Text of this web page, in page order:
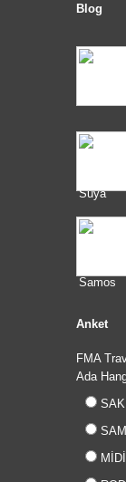
Blog
Anket
FMA
Ada